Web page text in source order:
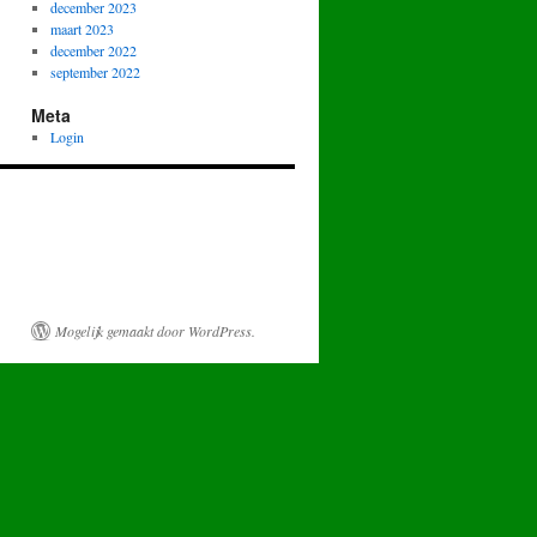
december 2023
maart 2023
december 2022
september 2022
Meta
Login
Mogelijk gemaakt door WordPress.